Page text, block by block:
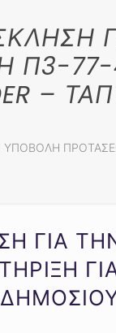
Π3-77-
–
ΓΙΑ